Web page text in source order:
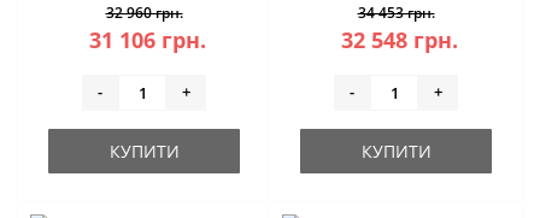
32 960 грн.
31 106 грн.
- +
КУПИТИ
34 453 грн.
32 548 грн.
- +
КУПИТИ